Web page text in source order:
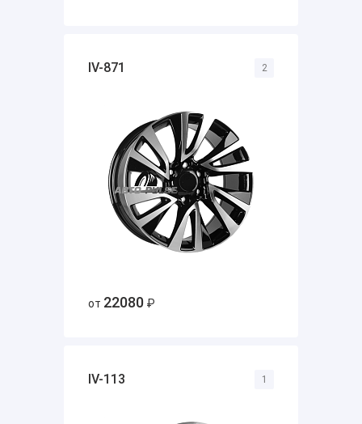
IV-871
от 22080 ₽
2
IV-113 1